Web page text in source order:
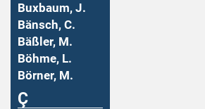
Buxbaum, J.
Bänsch, C.
Bäßler, M.
Böhme, L.
Börner, M.
Ç